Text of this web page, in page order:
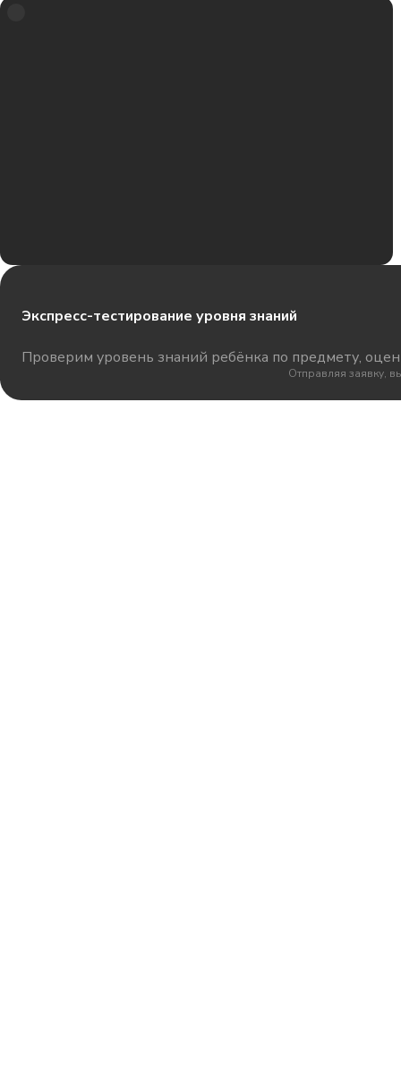
Экспресс-тестирование уровня знаний
Проверим уровень знаний ребёнка по предмету,
Отправляя заявку,